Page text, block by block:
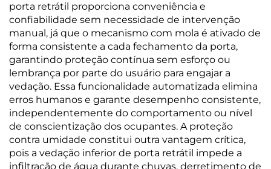
porta retrátil proporciona conveniência e
confiabilidade sem necessidade de intervenção
manual, já que o mecanismo com mola é ativado de
forma consistente a cada fechamento da porta,
garantindo proteção contínua sem esforço ou
lembrança por parte do usuário para engajar a
vedação. Essa funcionalidade automatizada elimina
erros humanos e garante desempenho consistente,
independentemente do comportamento ou nível
de conscientização dos ocupantes. A proteção
contra umidade constitui outra vantagem crítica,
pois a vedação inferior de porta retrátil impede a
infiltração de água durante chuvas, derretimento de